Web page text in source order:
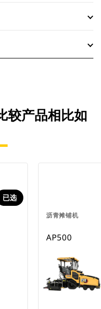
较产品相比如
已选
沥青摊铺机
AP500